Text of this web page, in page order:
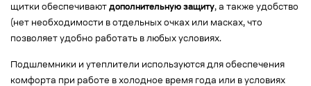
щитки обеспечивают дополнительную защиту, а также удобство
(нет необходимости в отдельных очках или масках, что
позволяет удобно работать в любых условиях.
Подшлемники и утеплители используются для обеспечения
комфорта при работе в холодное время года или в условиях